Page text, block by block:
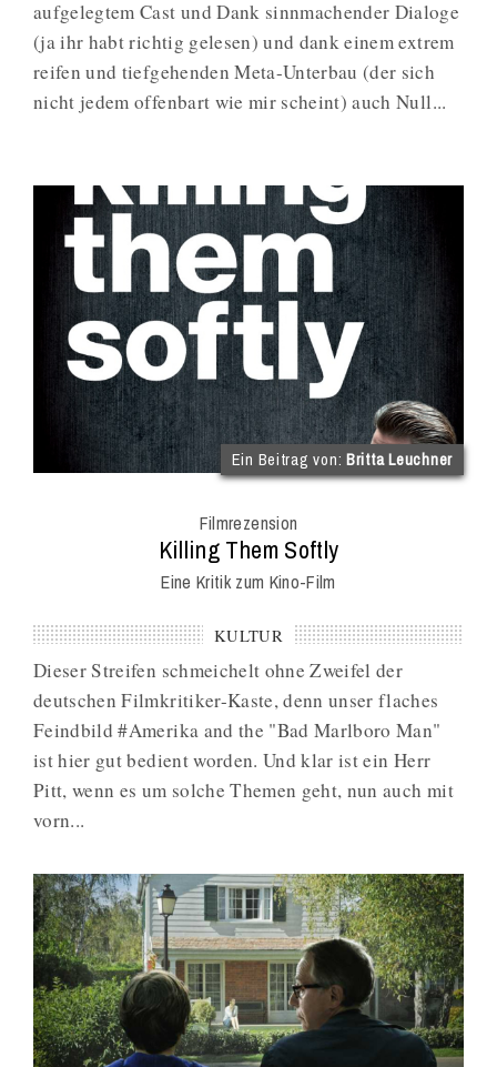
aufgelegtem Cast und Dank sinnmachender Dialoge
(ja ihr habt richtig gelesen) und dank einem extrem
reifen und tiefgehenden Meta-Unterbau (der sich
nicht jedem offenbart wie mir scheint) auch Null...
Ein Beitrag von:Britta Leuchner
Filmrezension
:
Killing Them Softly
Eine Kritik zum Kino-Film
KULTUR
Dieser Streifen schmeichelt ohne Zweifel der
deutschen Filmkritiker-Kaste, denn unser flaches
Feindbild #Amerika and the "Bad Marlboro Man"
ist hier gut bedient worden. Und klar ist ein Herr
Pitt, wenn es um solche Themen geht, nun auch mit
vorn...